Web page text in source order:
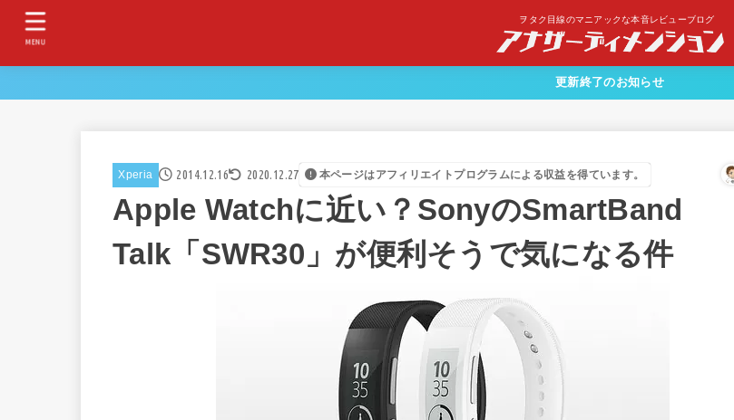
ヲタク目線のマニアックな本音レビューブログ
MENU
更新終了のお知らせ
Xperia 2014.12.16 2020.12.27 本ページはアフィリエイトプログラムによる収益を得ています。
Apple Watchに近い？SonyのSmartBand
Talk「SWR30」が便利そうで気になる件